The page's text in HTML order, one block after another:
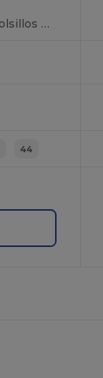
Pantalón de sarga multibolsillos bicolor (200g/m²), en algodón (35%) y poliéster (65%)
44